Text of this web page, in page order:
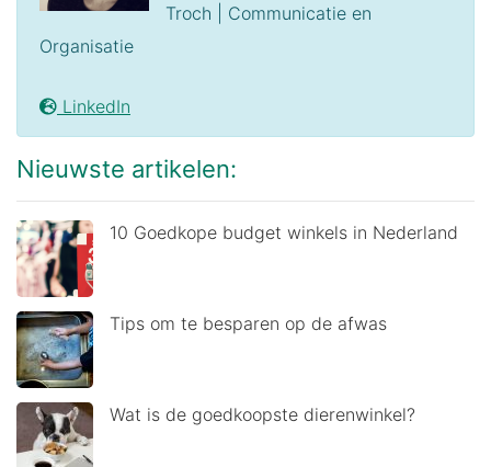
Troch | Communicatie en
Organisatie
LinkedIn
Nieuwste artikelen:
10 Goedkope budget winkels in Nederland
Tips om te besparen op de afwas
Wat is de goedkoopste dierenwinkel?